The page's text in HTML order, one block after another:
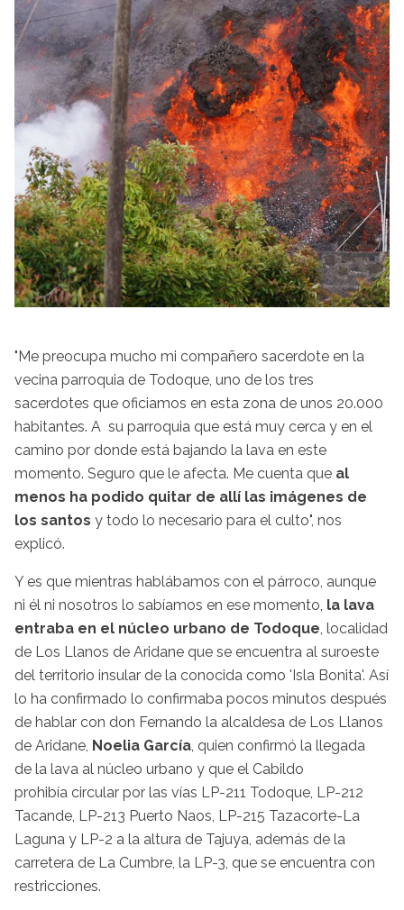
"Me preocupa mucho mi compañero sacerdote en la
vecina parroquia de Todoque, uno de los tres
sacerdotes que oficiamos en esta zona de unos 20.000
habitantes. A su parroquia que está muy cerca y en el
camino por donde está bajando la lava en este
momento. Seguro que le afecta. Me cuenta que al
menos ha podido quitar de allí las imágenes de
los santos y todo lo necesario para el culto", nos
explicó.
Y es que mientras hablábamos con el párroco, aunque
ni él ni nosotros lo sabíamos en ese momento, la lava
entraba en el núcleo urbano de Todoque , localidad
de Los Llanos de Aridane que se encuentra al suroeste
del territorio insular de la conocida como 'Isla Bonita'. Así
lo ha confirmado lo confirmaba pocos minutos después
de hablar con don Fernando la alcaldesa de Los Llanos
de Aridane, Noelia García , quien confirmó la llegada
de la lava al núcleo urbano y que el Cabildo
prohibía circular por las vías LP-211 Todoque, LP-212
Tacande, LP-213 Puerto Naos, LP-215 Tazacorte-La
Laguna y LP-2 a la altura de Tajuya, además de la
carretera de La Cumbre, la LP-3, que se encuentra con
restricciones.